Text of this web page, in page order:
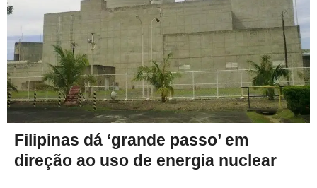
Filipinas dá ‘grande passo’ em
direção ao uso de energia nuclear